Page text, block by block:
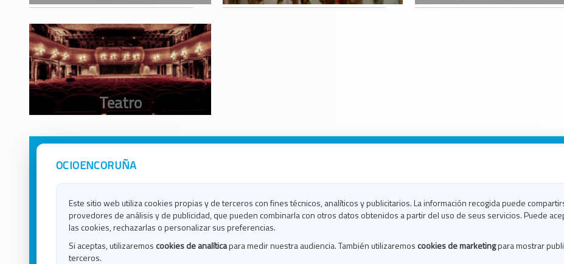
OCIOENCORUÑA
Este sitio web utiliza cookies propias y de terceros con fines técnicos, analíticos y publicitarios. La información recogida puede
provedores de análisis y de publicidad, que pueden combinarla con otros datos obtenidos a partir del uso de seus servicios. Puede
las cookies, rechazarlas o personalizar sus preferencias.
Si aceptas, utilizaremos cookies de analíticapara medir nuestra audiencia. También utilizaremos cookies de marketingpara mostrar
terceros.
Avisos Legales
Política de Cookies
Ocio en Lugo
Ocio en Ourense
Ocio en Santiago